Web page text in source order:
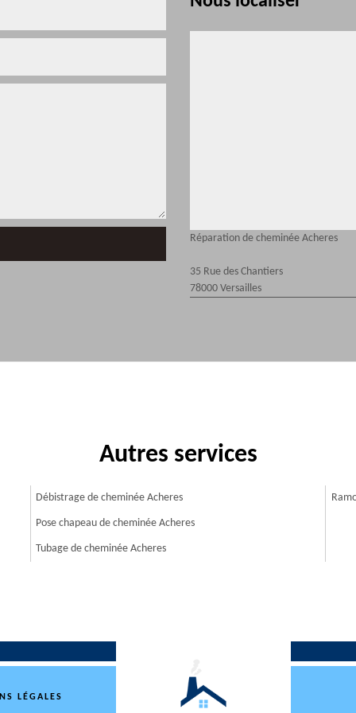
Réparation de cheminée Acheres
35 Rue des Chantiers
78000 Versailles
Autres services
Débistrage de cheminée Acheres
Pose chapeau de cheminée Acheres
Tubage de cheminée Acheres
LÉGALES